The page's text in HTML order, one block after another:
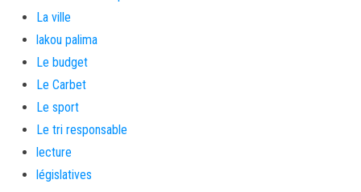
La ville
lakou palima
Le budget
Le Carbet
Le sport
Le tri responsable
lecture
législatives